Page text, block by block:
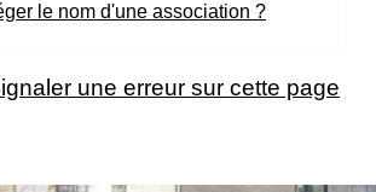
le nom d'une association ?
une erreur sur cette page